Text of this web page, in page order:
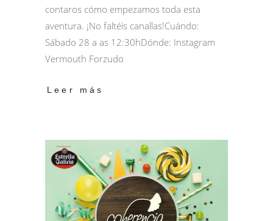
contaros cómo empezamos toda esta
aventura. ¡No faltéis canallas!Cuándo:
Sábado 28 a as 12:30hDónde: Instagram
Vermouth Forzudo
Leer más